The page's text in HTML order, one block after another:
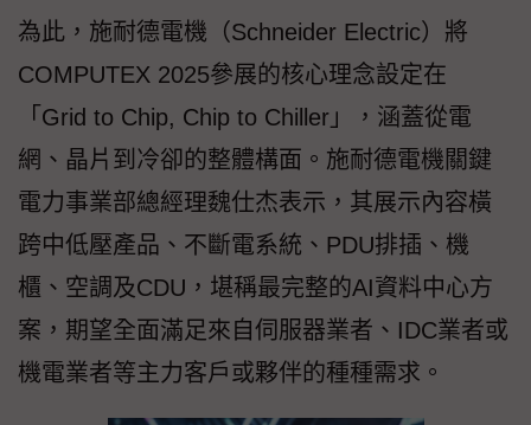
為此，施耐德電機（Schneider Electric）將
COMPUTEX 2025參展的核心理念設定在
「Grid to Chip, Chip to Chiller」，涵蓋從電
網、晶片到冷卻的整體構面。施耐德電機關鍵
電力事業部總經理魏仕杰表示，其展示內容橫
跨中低壓產品、不斷電系統、PDU排插、機
櫃、空調及CDU，堪稱最完整的AI資料中心方
案，期望全面滿足來自伺服器業者、IDC業者或
機電業者等主力客戶或夥伴的種種需求。